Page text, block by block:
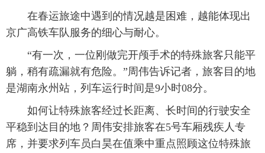
在春运旅途中遇到的情况越是困难，越能体现出
京广高铁车队服务的细心与耐心。
“有一次，一位刚做完开颅手术的特殊旅客只能平
躺，稍有疏漏就有危险。”周伟告诉记者，旅客目的地
是湖南永州站，列车运行时间是9小时08分。
如何让特殊旅客经过长距离、长时间的行驶安全
平稳到达目的地？周伟安排旅客在5号车厢残疾人专
席，并要求列车员白昊在值乘中重点照顾这位特殊旅